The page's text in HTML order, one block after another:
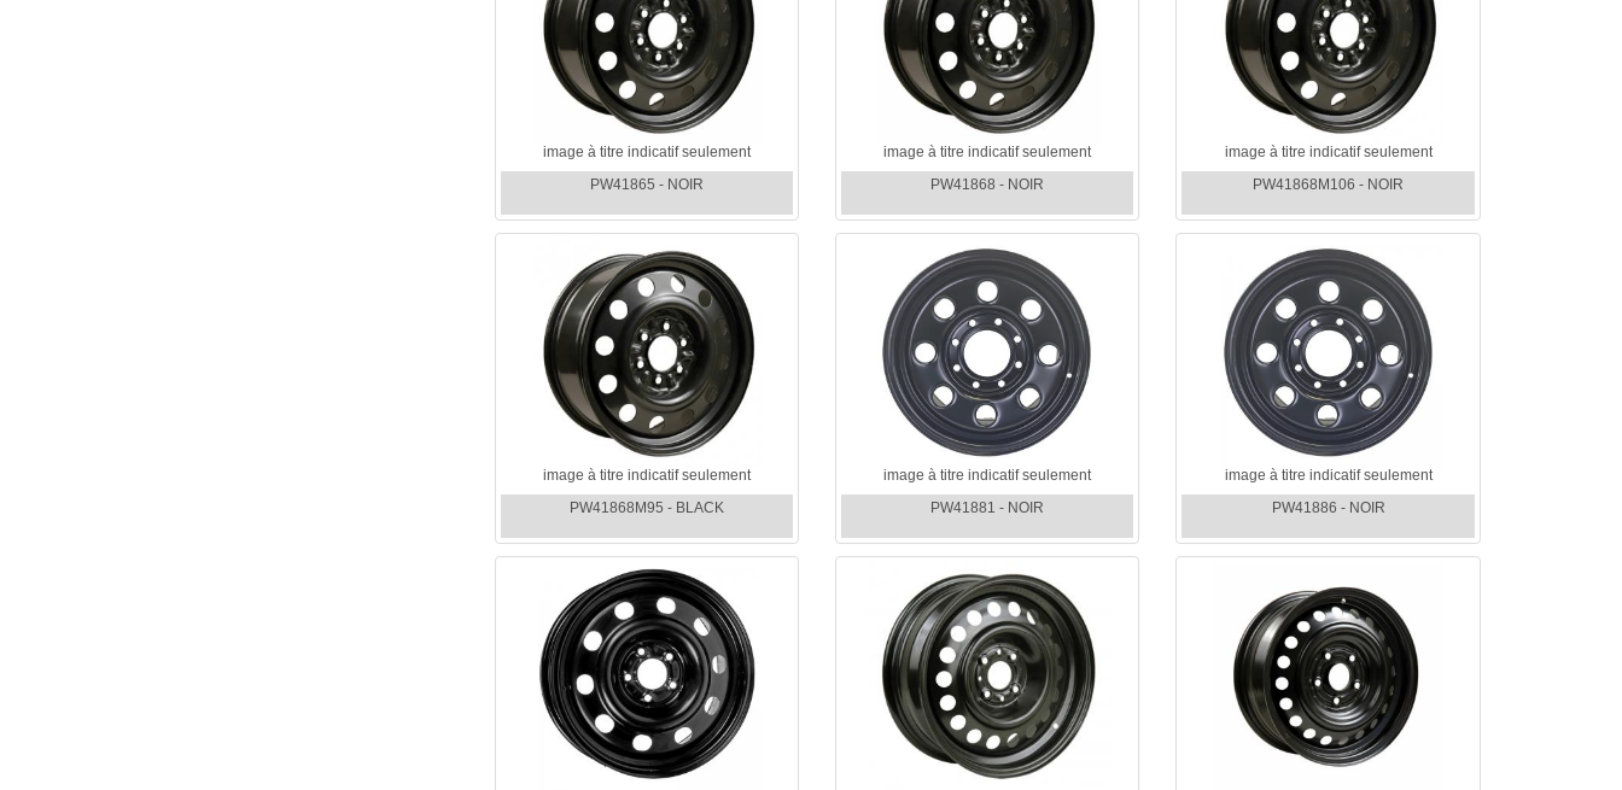
image à titre indicatif seulement
PW41865 - NOIR
image à titre indicatif seulement
PW41868 - NOIR
image à titre indicatif seulement
PW41868M106 - NOIR
image à titre indicatif seulement
PW41868M95 - BLACK
image à titre indicatif seulement
PW41881 - NOIR
image à titre indicatif seulement
PW41886 - NOIR